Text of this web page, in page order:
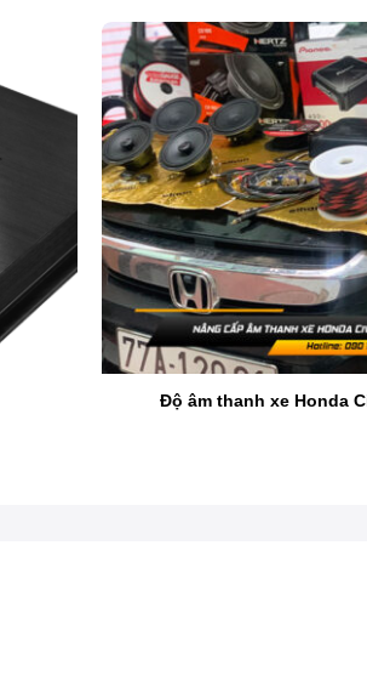
Độ âm
xe Subaru Forester?
là một đầu tư đấng giá nếu bạn
ra một không gian giải trí đỉnh cao,
Độ âm thanh xe Honda